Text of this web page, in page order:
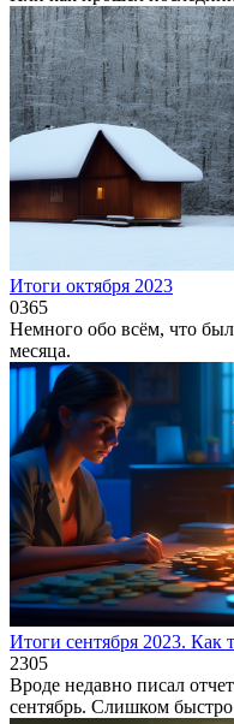
Итоги октября 2023
0365
Немного обо всём, что
месяца.
Итоги сентября 2023. Как
2305
Вроде недавно писал
сентябрь. Слишком